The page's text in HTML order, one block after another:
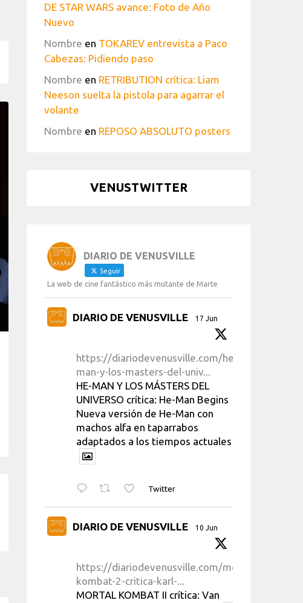
DE STAR WARS avance: Foto de Año
Nuevo
Nombre en TOKAREV entrevista a Paco
Cabezas: Pidiendo paso
Nombre en RETRIBUTION crítica: Liam
Neeson suelta la pistola para agarrar el
volante
Nombre en REPOSO ABSOLUTO posters
VENUSTWITTER
DIARIO DE VENUSVILLE
Seguir
La web de cine fantástico más mutante de Marte
DIARIO DE VENUSVILLE 17 Jun
https://diariodevenusville.com/he-
man-y-los-masters-del-univ...
HE-MAN Y LOS MÁSTERS DEL
UNIVERSO crítica: He-Man Begins
Nueva versión de He-Man con
machos alfa en taparrabos
adaptados a los tiempos actuales
Twitter
DIARIO DE VENUSVILLE 10 Jun
https://diariodevenusville.com/mortal-
kombat-2-critica-karl-...
MORTAL KOMBAT II crítica: Van